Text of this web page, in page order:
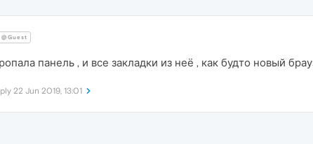
@Guest
панель , и все закладки из неё , как будто новый
22 Jun 2019, 13:01